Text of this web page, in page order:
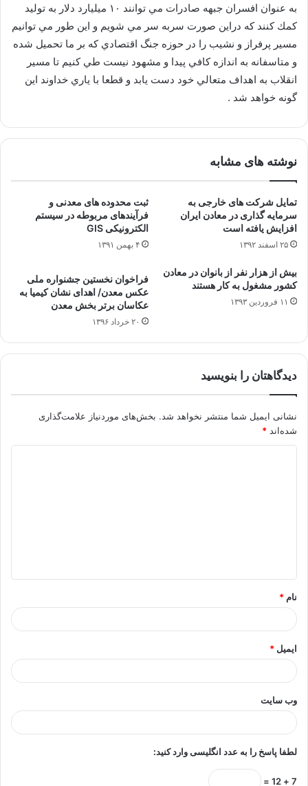
به عنوان افسران جبهه صادرات مي توانند ۱۰ ميليارد دلار به توليد
كمك كنند كه دراين صورت سربه سر مي شويم و اين طور مي توانيم
مسير پرفراز و نشيب را در حوزه جنگ اقتصادي كه بر ما تحميل شده
و متاسفانه به اندازه كافي پيدا و مشهود نيست طي كنيم تا مسير
انقلاب به اهداف متعالي خود دست يابد و قطعا با ياري خداوند اين
گونه خواهد شد .
نوشته های مشابه
تمایل شرکت های خارجی به
سرمایه گذاری در معادن ایران
افزایش یافته است
۲۵ اسفند ۱۳۹۲
ثبت محدوده های معدنی و
فرآیندهای مربوطه در سیستم
الکترونیکی GIS
۴ بهمن ۱۳۹۱
بیش از هزار نفر از بانوان در معادن
کشور مشغول به کار هستند
۱۱ فروردین ۱۳۹۳
فراخوان نخستین جشنواره ملی
عکس معدن/ اهدای نشان کیمیا به
عکاسان برتر بخش معدن
۲۰ خرداد ۱۳۹۶
دیدگاهتان را بنویسید
نشانی ایمیل شما منتشر نخواهد شد. بخش‌های موردنیاز علامت‌گذاری
شده‌اند *
*
نام *
ایمیل *
وب‌ سایت
لطفا پاسخ را به عدد انگلیسی وارد کنید:
7 + 12 =